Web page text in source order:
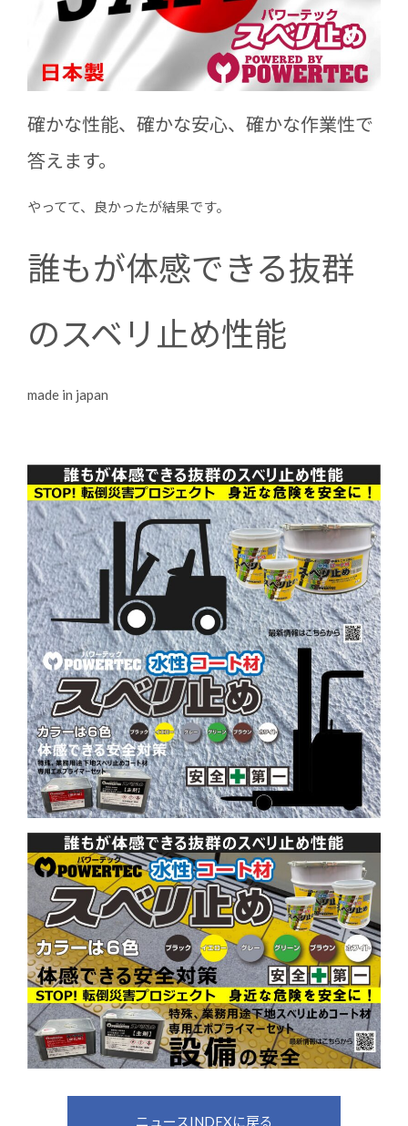
確かな性能、確かな安心、確かな作業性で
答えます。
やってて、良かったが結果です。
誰もが体感できる抜群
のスベリ止め性能
made in japan
ニュースINDEXに戻る